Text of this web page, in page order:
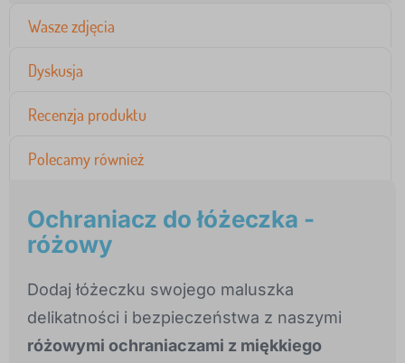
Wasze zdjęcia
Dyskusja
Recenzja produktu
Polecamy również
Ochraniacz do łóżeczka -
różowy
Dodaj łóżeczku swojego maluszka
delikatności i bezpieczeństwa z naszymi
różowymi ochraniaczami z miękkiego